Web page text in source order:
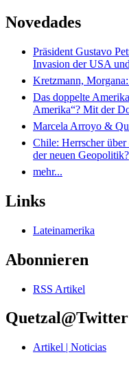
Novedades
Präsident Gustavo
Invasion der USA
Kretzmann,
Das doppelte
Amerika“? Mit der
Marcela Arroyo &
Chile: Herrscher
der neuen Geopolitik?
mehr...
Links
Lateinamerika
Abonnieren
RSS Artikel
Quetzal@Twitter
Artikel | Noticias